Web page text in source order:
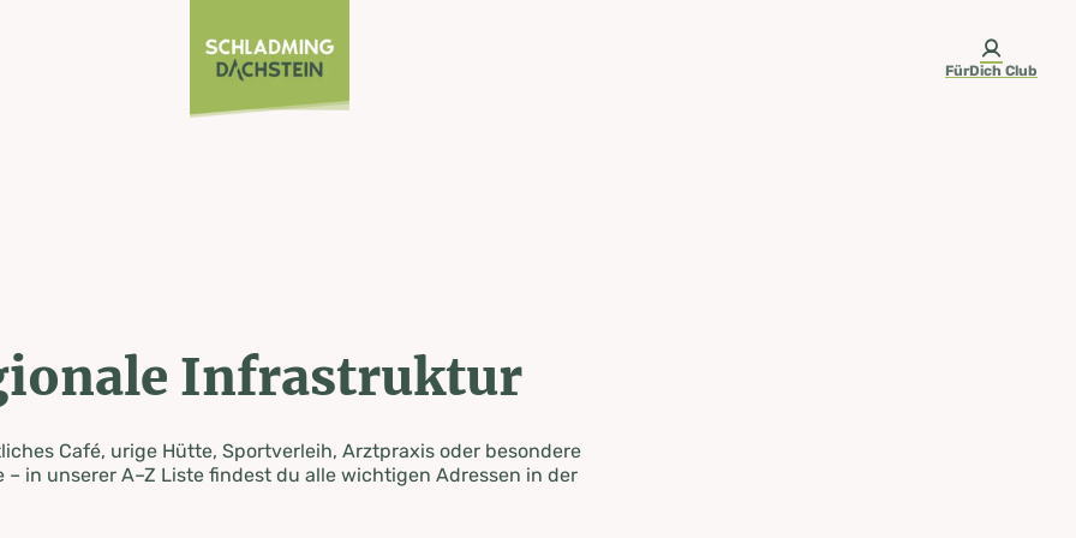
FürDich Club
Infrastruktur
Café, urige Hütte, Sportverleih, Arztpraxis oder besondere
– in unserer A–Z Liste findest du alle wichtigen Adressen in der